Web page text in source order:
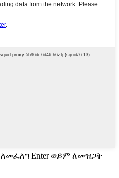
ለመፈለግ Enter ወይም ለመዝጋት